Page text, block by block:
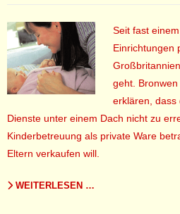
Seit fast
Einrichtungen
geht.
erklären, dass
Dienste unter einem Dach nicht zu
Kinderbetreuung als private Ware
Eltern verkaufen will.
WEITERLESEN …